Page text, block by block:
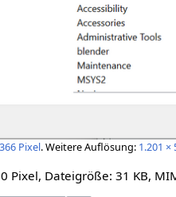
Pixel.Weitere Auflösung: 1.201 ×
Pixel, Dateigröße: 31 KB,